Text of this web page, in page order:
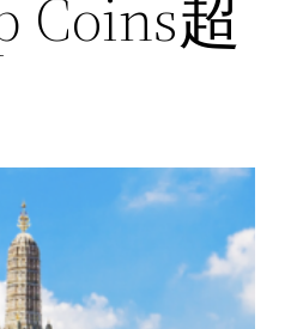
Coins超